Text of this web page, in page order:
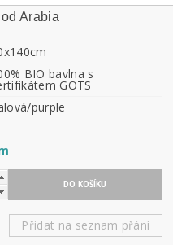
Arabia
BIO bavlna s
GOTS
purple
Přidat na seznam přání